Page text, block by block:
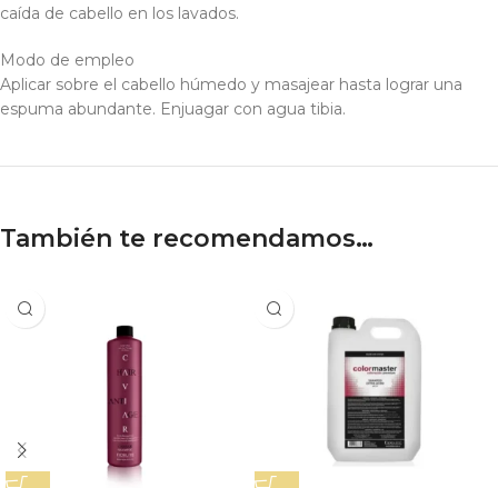
caída de cabello en los lavados.
Modo de empleo
Aplicar sobre el cabello húmedo y masajear hasta lograr una
espuma abundante. Enjuagar con agua tibia.
También te recomendamos…